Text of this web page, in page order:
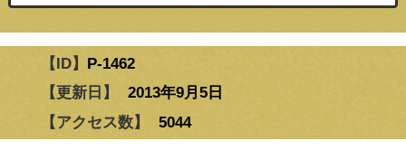
【ID】 P-1462
【更新日】
2013年9月5日
【アクセス数】
5044